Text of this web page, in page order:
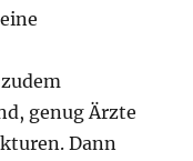
genug Ärzte
Dann